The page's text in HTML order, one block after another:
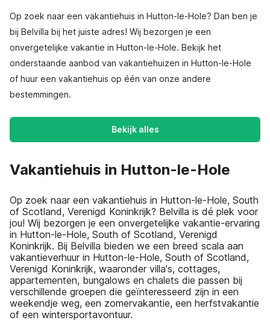
Op zoek naar een vakantiehuis in Hutton-le-Hole? Dan ben je
bij Belvilla bij het juiste adres! Wij bezorgen je een
onvergetelijke vakantie in Hutton-le-Hole. Bekijk het
onderstaande aanbod van vakantiehuizen in Hutton-le-Hole
of huur een vakantiehuis op één van onze andere
bestemmingen.
Bekijk alles
Vakantiehuis in Hutton-le-Hole
Op zoek naar een vakantiehuis in Hutton-le-Hole, South
of Scotland, Verenigd Koninkrijk? Belvilla is dé plek voor
jou! Wij bezorgen je een onvergetelijke vakantie-ervaring
in Hutton-le-Hole, South of Scotland, Verenigd
Koninkrijk. Bij Belvilla bieden we een breed scala aan
vakantieverhuur in Hutton-le-Hole, South of Scotland,
Verenigd Koninkrijk, waaronder villa's, cottages,
appartementen, bungalows en chalets die passen bij
verschillende groepen die geïnteresseerd zijn in een
weekendje weg, een zomervakantie, een herfstvakantie
of een wintersportavontuur.